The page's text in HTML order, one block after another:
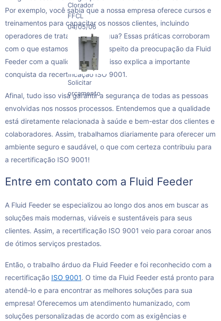
Clorador
FFCL
04/05/06
Solicitar
orçamento
Por exemplo, você sabia que a nossa empresa oferece cursos e
treinamentos para capacitar os nossos clientes, incluindo
operadores de tratamento de água? Essas práticas corroboram
com o que estamos falando a respeito da preocupação da Fluid
Feeder com a qualidade. E tudo isso explica a importante
conquista da recertificação ISO 9001.
Afinal, tudo isso visa garantir a segurança de todas as pessoas
envolvidas nos nossos processos. Entendemos que a qualidade
está diretamente relacionada à saúde e bem-estar dos clientes e
colaboradores. Assim, trabalhamos diariamente para oferecer um
ambiente seguro e saudável, o que com certeza contribuiu para
a recertificação ISO 9001!
Entre em contato com a Fluid Feeder
A Fluid Feeder se especializou ao longo dos anos em buscar as
soluções mais modernas, viáveis e sustentáveis para seus
clientes. Assim, a recertificação ISO 9001 veio para coroar anos
de ótimos serviços prestados.
Então, o trabalho árduo da Fluid Feeder e foi reconhecido com a
recertificação ISO 9001. O time da Fluid Feeder está pronto para
atendê-lo e para encontrar as melhores soluções para sua
empresa! Oferecemos um atendimento humanizado, com
soluções personalizadas de acordo com as exigências e